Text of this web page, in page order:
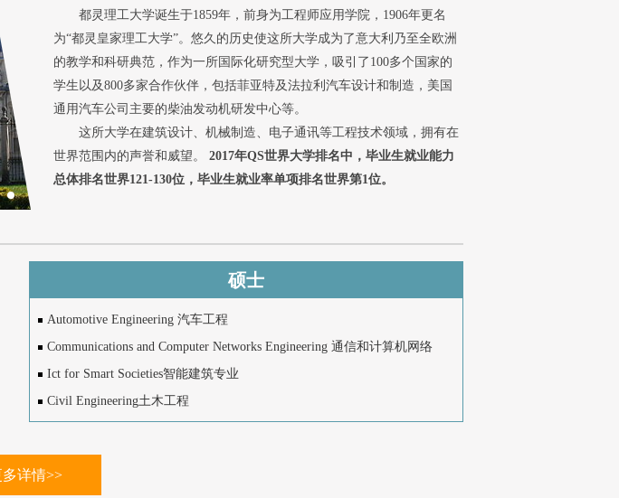
都灵理工大学诞生于1859年，前身为工程师应用学院，1906年更名
为“都灵皇家理工大学”。悠久的历史使这所大学成为了意大利乃至全欧洲
的教学和科研典范，作为一所国际化研究型大学，吸引了100多个国家的
学生以及800多家合作伙伴，包括菲亚特及法拉利汽车设计和制造，美国
通用汽车公司主要的柴油发动机研发中心等。
这所大学在建筑设计、机械制造、电子通讯等工程技术领域，拥有在
世界范围内的声誉和威望。 2017年QS世界大学排名中，毕业生就业能力
总体排名世界121-130位，毕业生就业率单项排名世界第1位。
硕士
Automotive Engineering 汽车工程
Communications and Computer Networks Engineering 通信和计算机网络
Ict for Smart Societies智能建筑专业
Civil Engineering土木工程
Engineering and Management工程与管理
Computer Engineering计算机工程
详情>>